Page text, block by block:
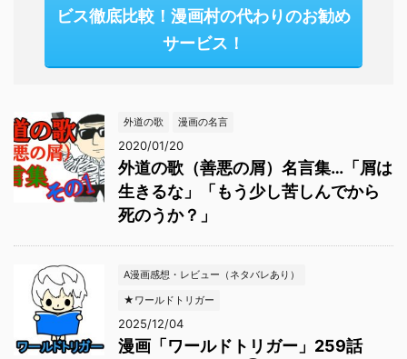
ビス徹底比較！漫画村の代わりのお勧め
サービス！
外道の歌 漫画の名言
2020/01/20
外道の歌（善悪の屑）名言集…「屑は
生きるな」「もう少し苦しんでから
死のうか？」
A漫画感想・レビュー（ネタバレあり）
★ワールドトリガー
2025/12/04
漫画「ワールドトリガー」259話